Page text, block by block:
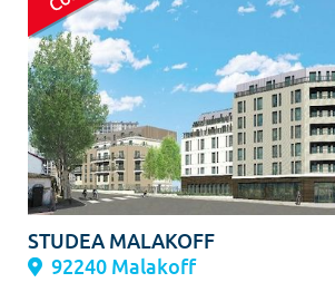
STUDEA MALAKOFF
92240 Malakoff